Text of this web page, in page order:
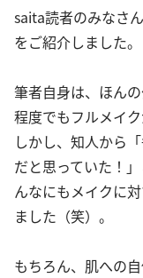
saita読者のみなさ
をご紹介しました。
筆者自身は、ほん
程度でもフルメイク
しかし、知人から
だと思っていた！
んなにもメイクに
ました（笑）。
もちろん、肌への